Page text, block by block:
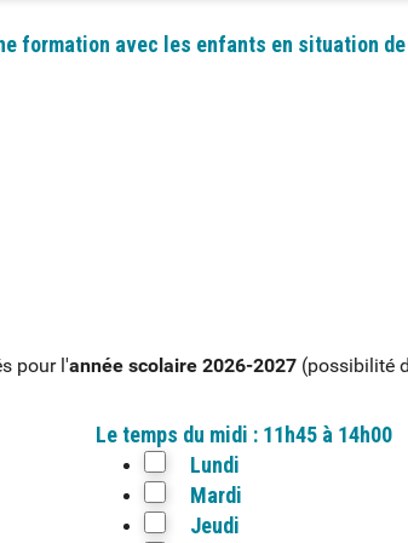
formation avec les enfants en situation
pour l'année scolaire 2026-2027 (possibilité
Le temps du midi : 11h45 à 14h00
Lundi
Mardi
Jeudi